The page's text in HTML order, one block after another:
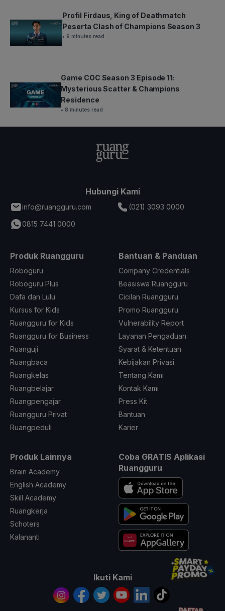
Profil Firdaus, King of Deathmatch
Peserta Clash of Champions Season 3
• 9 minutes read
Game COC Season 3 Episode 11:
Mysterious Scatter & Champions
Residence
• 8 minutes read
Hubungi Kami
info@ruangguru.com
(021) 3093 0000
0815 7441 0000
Produk Ruangguru
Roboguru
Roboguru Plus
Dafa dan Lulu
Kursus for Kids
Ruangguru for Kids
Ruangguru for Business
Ruanguji
Ruangbaca
Ruangkelas
Ruangbelajar
Ruangpengajar
Ruangguru Privat
Ruangpeduli
Bantuan & Panduan
Company Credentials
Beasiswa Ruangguru
Cicilan Ruangguru
Promo Ruangguru
Vulnerability Report
Layanan Pengaduan
Syarat & Ketentuan
Kebijakan Privasi
Tentang Kami
Kontak Kami
Press Kit
Bantuan
Karier
Produk Lainnya
Brain Academy
English Academy
Skill Academy
Ruangkerja
Schoters
Kalananti
Coba GRATIS Aplikasi
Ruangguru
Ikuti Kami